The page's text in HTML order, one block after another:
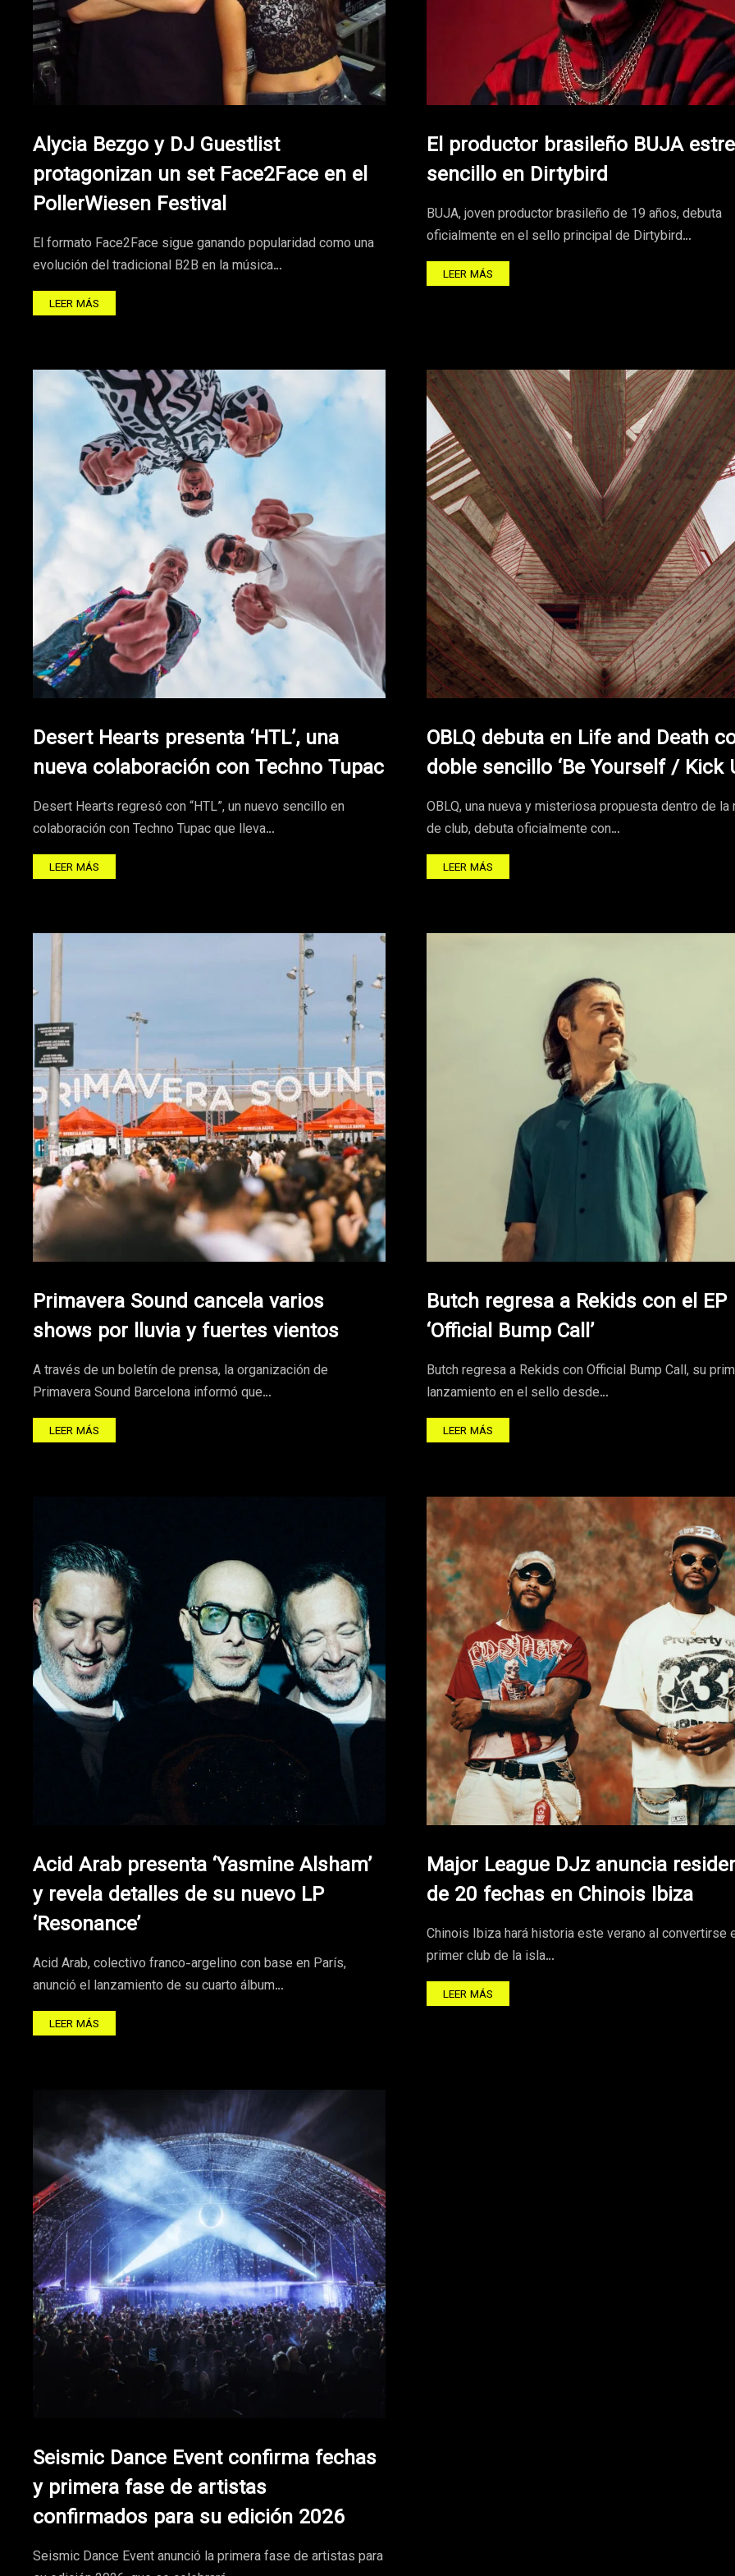
Alycia Bezgo y DJ Guestlist
protagonizan un set Face2Face en el
PollerWiesen Festival
El formato Face2Face sigue ganando popularidad como una
evolución del tradicional B2B en la música…
LEER MÁS
El productor brasileño BUJA
sencillo en Dirtybird
BUJA, joven productor brasileño de 19 años, debuta
oficialmente en el sello principal de Dirtybird…
LEER MÁS
Desert Hearts presenta ‘HTL’, una
nueva colaboración con Techno Tupac
Desert Hearts regresó con “HTL”, un nuevo sencillo en
colaboración con Techno Tupac que lleva…
LEER MÁS
OBLQ debuta en Life and Death
doble sencillo ‘Be Yourself / Kick
OBLQ, una nueva y misteriosa propuesta dentro de la
de club, debuta oficialmente con…
LEER MÁS
Primavera Sound cancela varios
shows por lluvia y fuertes vientos
A través de un boletín de prensa, la organización de
Primavera Sound Barcelona informó que…
LEER MÁS
Butch regresa a Rekids con el EP
‘Official Bump Call’
Butch regresa a Rekids con Official Bump Call, su
lanzamiento en el sello desde…
LEER MÁS
Acid Arab presenta ‘Yasmine Alsham’
y revela detalles de su nuevo LP
‘Resonance’
Acid Arab, colectivo franco-argelino con base en París,
anunció el lanzamiento de su cuarto álbum…
LEER MÁS
Major League DJz anuncia
de 20 fechas en Chinois Ibiza
Chinois Ibiza hará historia este verano al convertirse
primer club de la isla…
LEER MÁS
Seismic Dance Event confirma fechas
y primera fase de artistas
confirmados para su edición 2026
Seismic Dance Event anunció la primera fase de artistas para